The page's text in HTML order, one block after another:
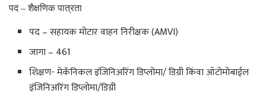
पद – शैक्षणिक पात्रता
पद – सहायक मोटार वाहन निरीक्षक (AMVI)
जागा – 461
शिक्षण- मेकॅनिकल इंजिनिअरिंग डिप्लोमा/ डिग्री किंवा ऑटोमोबाईल
इंजिनिअरिंग डिप्लोमा/डिग्री